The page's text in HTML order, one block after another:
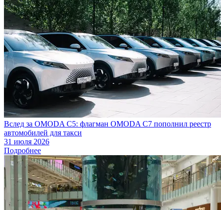
Вслед за OMODA C5: флагман OMODA C7 пополнил реестр
автомобилей для такси
31 июля 2026
Подробнее